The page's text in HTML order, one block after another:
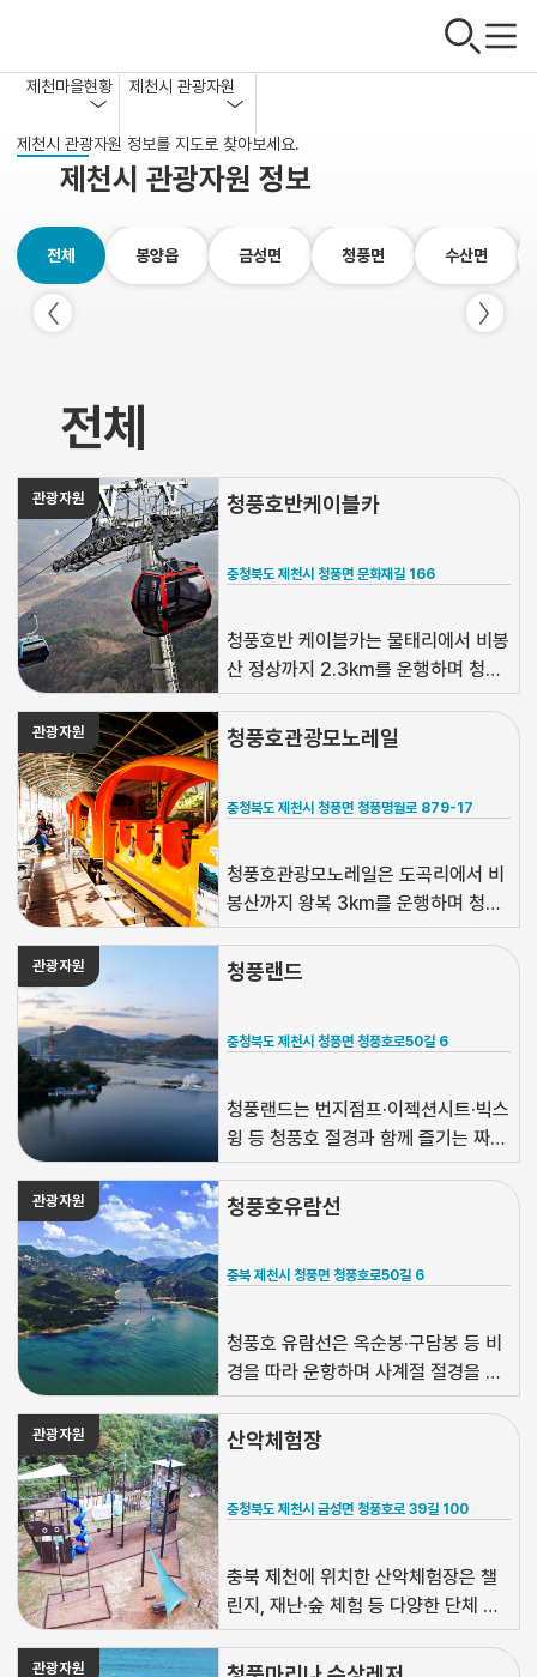
제천마을현황
사업안내
신활력커뮤니티
알림마당
제천시 관광자원
읍·면농촌 마을현황
체험휴양마을
제천시 농촌빈집현황
제천시 관광자원 정보를 지도로 찾아보세요.
제천시 관광자원 정보
전체 봉양읍 금성면 청풍면 수산면
전체
관광자원 청풍호반케이블카
충청북도 제천시 청풍면 문화재길 166
청풍호반 케이블카는 물태리에서 비봉
산 정상까지 2.3km를 운행하며 청풍
호 절경을 감상할 수 있습니다.
관광자원 청풍호관광모노레일
충청북도 제천시 청풍면 청풍명월로 879-17
청풍호관광모노레일은 도곡리에서 비
봉산까지 왕복 3km를 운행하며 청풍
호의 경관을 즐길 수 있습니다.
관광자원 청풍랜드
충청북도 제천시 청풍면 청풍호로50길 6
청풍랜드는 번지점프·이젝션시트·빅스
윙 등 청풍호 절경과 함께 즐기는 짜릿
한 레저체험 공간입니다.
관광자원 청풍호유람선
충북 제천시 청풍면 청풍호로50길 6
청풍호 유람선은 옥순봉·구담봉 등 비
경을 따라 운항하며 사계절 절경을 즐
길 수 있는 대표 관광선입니다.
관광자원 산악체험장
충청북도 제천시 금성면 청풍호로 39길 100
충북 제천에 위치한 산악체험장은 챌
린지, 재난·숲 체험 등 다양한 단체 프
로그램을 운영하는 체험형 관광지입니
다.
관광자원